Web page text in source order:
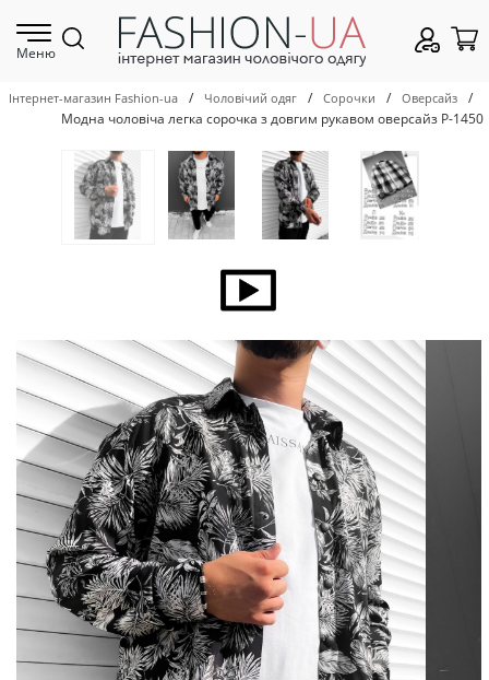
Меню
Інтернет-магазин Fashion-ua / Чоловічий одяг / Сорочки / Оверсайз
/
Модна чоловіча легка сорочка з довгим рукавом оверсайз Р-1450